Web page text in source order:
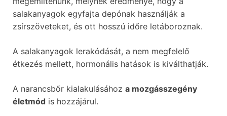
salakanyagok egyfajta depónak használják a
zsírszöveteket, és ott hosszú időre letáboroznak.
A salakanyagok lerakódását, a nem megfelelő
étkezés mellett, hormonális hatások is kiválthatják.
A narancsbőr kialakulásához a mozgásszegény
életmód is hozzájárul.